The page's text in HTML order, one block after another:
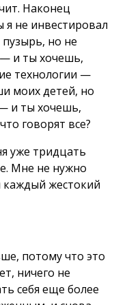
Наконец
я не инвестировал
но не
— и ты хочешь,
технологии —
моих детей, но
и ты хочешь,
говорят все?
уже тридцать
Мне не нужно
каждый жестокий
потому что это
ничего не
себя еще более